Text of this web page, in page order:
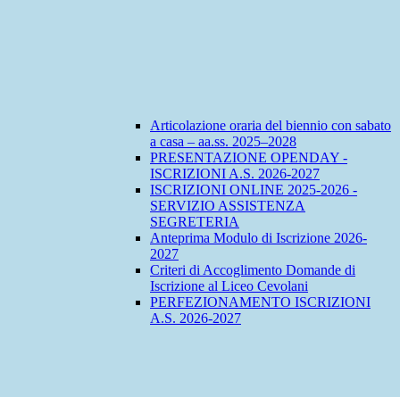
Articolazione oraria del biennio con sabato
a casa – aa.ss. 2025–2028
PRESENTAZIONE OPENDAY -
ISCRIZIONI A.S. 2026-2027
ISCRIZIONI ONLINE 2025-2026 -
SERVIZIO ASSISTENZA
SEGRETERIA
Anteprima Modulo di Iscrizione 2026-
2027
Criteri di Accoglimento Domande di
Iscrizione al Liceo Cevolani
PERFEZIONAMENTO ISCRIZIONI
A.S. 2026-2027